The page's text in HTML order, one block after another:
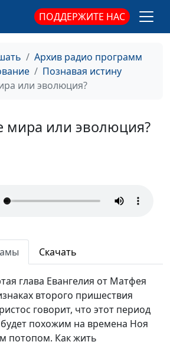
ПОДДЕРЖИТЕ НАС
Архив радио программ
Познавая истину
или эволюция?
мира или эволюция?
Скачать
глава Евангелия от Матфея
второго пришествия
говорит, что этот период
похожим на времена Ноя
потопом. Как жить